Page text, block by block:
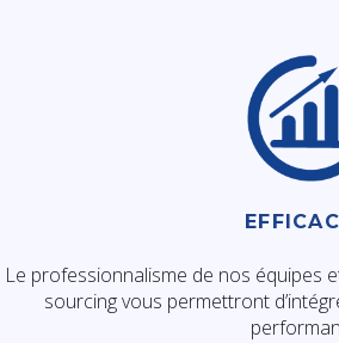
Le professionnalisme de nos équipes
sourcing vous permettront